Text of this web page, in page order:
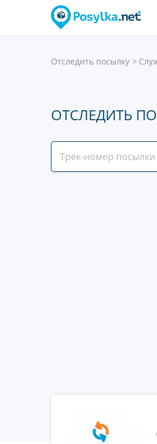
Отследить посылку
ОТСЛЕДИТЬ